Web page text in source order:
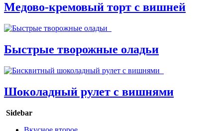
Медово-кремовый торт с вишней
Быстрые творожные оладьи
Шоколадный рулет с вишнями
Sidebar